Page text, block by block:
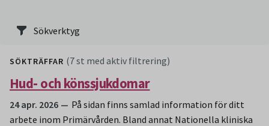
Sökverktyg
SÖKTRÄFFAR (7 st med aktiv filtrering)
Hud- och könssjukdomar
24 apr. 2026
På sidan finns samlad information för ditt
arbete inom Primärvården. Bland annat Nationella kliniska